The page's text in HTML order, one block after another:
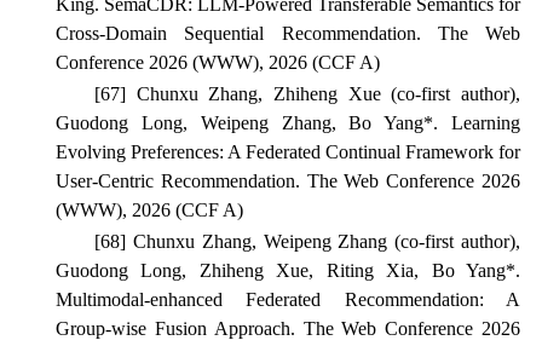
King. SemaCDR: LLM-Powered Transferable Semantics for
Cross-Domain Sequential Recommendation. The Web
Conference 2026 (WWW), 2026 (CCF A)
[67] Chunxu Zhang, Zhiheng Xue (co-first author),
Guodong Long, Weipeng Zhang, Bo Yang*. Learning
Evolving Preferences: A Federated Continual Framework for
User-Centric Recommendation. The Web Conference 2026
(WWW), 2026 (CCF A)
[68] Chunxu Zhang, Weipeng Zhang (co-first author),
Guodong Long, Zhiheng Xue, Riting Xia, Bo Yang*.
Multimodal-enhanced Federated Recommendation: A
Group-wise Fusion Approach. The Web Conference 2026